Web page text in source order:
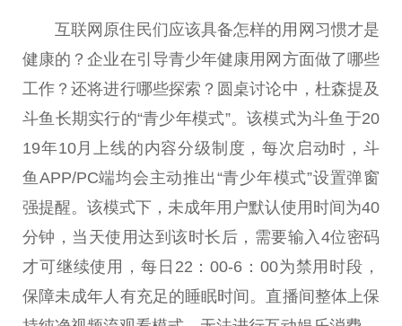
互联网原住民们应该具备怎样的用网习惯才是
健康的？企业在引导青少年健康用网方面做了哪些
工作？还将进行哪些探索？圆桌讨论中，杜森提及
斗鱼长期实行的“青少年模式”。该模式为斗鱼于20
19年10月上线的内容分级制度，每次启动时，斗
鱼APP/PC端均会主动推出“青少年模式”设置弹窗
强提醒。该模式下，未成年用户默认使用时间为40
分钟，当天使用达到该时长后，需要输入4位密码
才可继续使用，每日22：00-6：00为禁用时段，
保障未成年人有充足的睡眠时间。直播间整体上保